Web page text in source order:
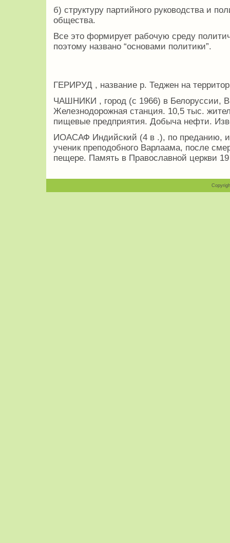
б) структуру партийного руководства и
общества.
Все это формирует рабочую среду
поэтому названо “основами политики”.
ГЕРИРУД , название р. Теджен на
ЧАШНИКИ , город (с 1966) в Белоруссии,
Железнодорожная станция. 10,5 тыс.
пищевые предприятия. Добыча нефти.
ИОАСАФ Индийский (4 в .), по преданию,
ученик преподобного Варлаама, после
пещере. Память в Православной церкви